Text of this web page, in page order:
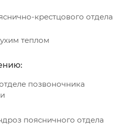
крестцового отдела
теплом
позвоночника
поясничного отдела